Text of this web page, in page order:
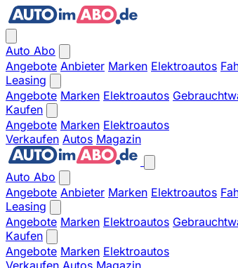
Auto Abo
Angebote Anbieter Marken Elektroautos
Leasing
Angebote Marken Elektroautos
Kaufen
Angebote Marken Elektroautos
Verkaufen Autos Magazin
Auto Abo
Angebote Anbieter Marken Elektroautos
Leasing
Angebote Marken Elektroautos
Kaufen
Angebote Marken Elektroautos
Verkaufen Autos Magazin